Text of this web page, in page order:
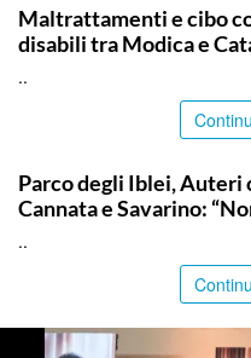
Maltrattamenti e cibo
disabili tra Modica e
..
Parco degli Iblei, Auteri
Cannata e Savarino:
..